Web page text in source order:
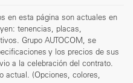
en esta página son actuales en
tenencias, placas,
Grupo AUTOCOM, se
y los precios de sus
a la celebración del contrato.
actual. (Opciones, colores,